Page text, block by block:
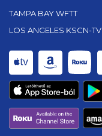
TAMPA BAY WFTT
LOS ANGELES KSCN-TV